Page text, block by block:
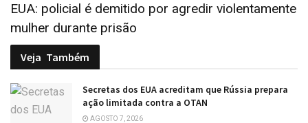
EUA: policial é demitido por agredir violentamente
mulher durante prisão
Veja Também
Secretas dos EUA acreditam que Rússia prepara
ação limitada contra a OTAN
AGOSTO 7, 2026